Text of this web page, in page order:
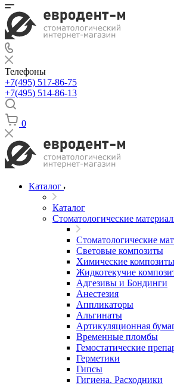
Телефоны
+7(495) 517-86-75
+7(495) 514-86-13
0
Каталог
Каталог
Стоматологические
Стоматологические
Световые композиты
Химические композиты
Жидкотекучие
Адгезивы и Бондинги
Анестезия
Аппликаторы
Альгинаты
Артикуляционная
Временные пломбы
Гемостатические
Герметики
Гипсы
Гигиена. Расходники